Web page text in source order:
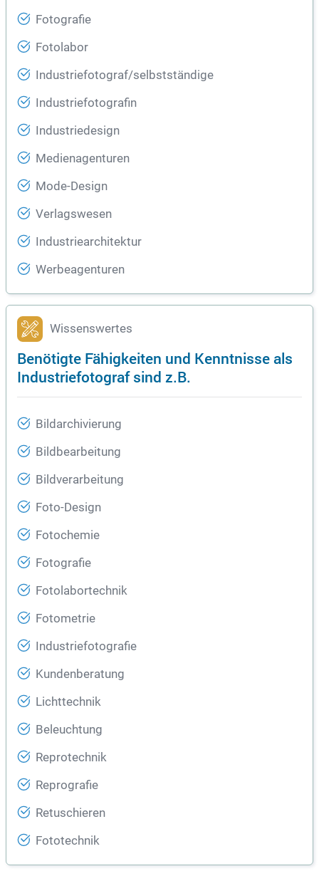
Fotografie
Fotolabor
Industriefotograf/selbstständige
Industriefotografin
Industriedesign
Medienagenturen
Mode-Design
Verlagswesen
Industriearchitektur
Werbeagenturen
Wissenswertes
Benötigte Fähigkeiten und Kenntnisse als
Industriefotograf sind z.B.
Bildarchivierung
Bildbearbeitung
Bildverarbeitung
Foto-Design
Fotochemie
Fotografie
Fotolabortechnik
Fotometrie
Industriefotografie
Kundenberatung
Lichttechnik
Beleuchtung
Reprotechnik
Reprografie
Retuschieren
Fototechnik